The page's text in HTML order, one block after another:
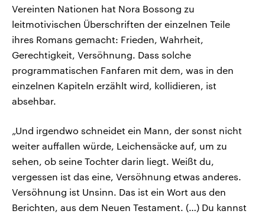
Vereinten Nationen hat Nora Bossong zu
leitmotivischen Überschriften der einzelnen Teile
ihres Romans gemacht: Frieden, Wahrheit,
Gerechtigkeit, Versöhnung. Dass solche
programmatischen Fanfaren mit dem, was in den
einzelnen Kapiteln erzählt wird, kollidieren, ist
absehbar.
„Und irgendwo schneidet ein Mann, der sonst nicht
weiter auffallen würde, Leichensäcke auf, um zu
sehen, ob seine Tochter darin liegt. Weißt du,
vergessen ist das eine, Versöhnung etwas anderes.
Versöhnung ist Unsinn. Das ist ein Wort aus den
Berichten, aus dem Neuen Testament. (…) Du kannst